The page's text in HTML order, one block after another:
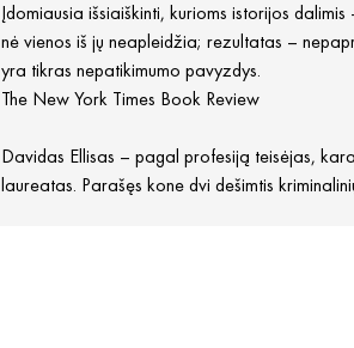
Įdomiausia išsiaiškinti, kurioms istorijos
nė vienos iš jų neapleidžia; rezultatas –
yra tikras nepatikimumo pavyzdys.
The New York Times Book Review
Davidas Ellisas – pagal profesiją teisėjas,
laureatas. Parašęs kone dvi dešimtis